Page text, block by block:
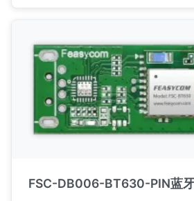
FSC-DB006-BT630-PIN蓝